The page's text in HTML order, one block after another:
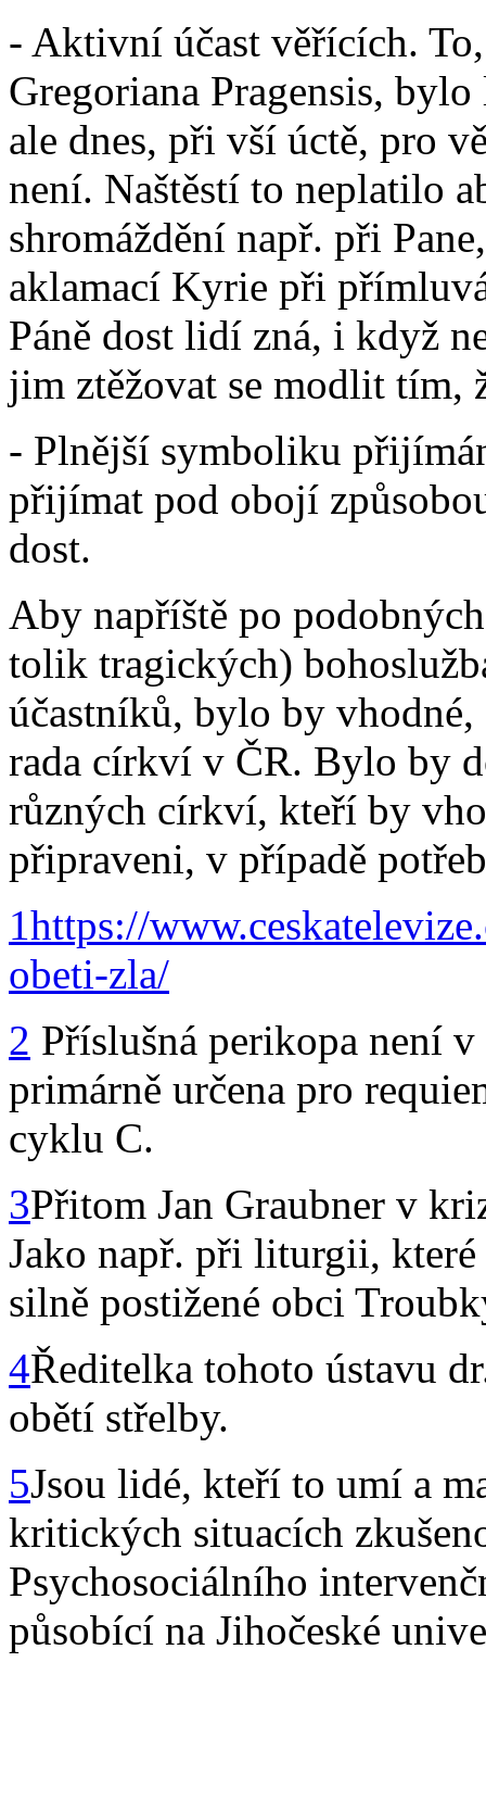
- Aktivní účast věřících.
Gregoriana Pragensis,
ale dnes, při vší úctě, pro
není. Naštěstí to neplatilo
shromáždění např. při
aklamací Kyrie při
Páně dost lidí zná, i když
jim ztěžovat se modlit tím,
- Plnější symboliku
přijímat pod obojí
dost.
Aby napříště po
tolik tragických)
účastníků, bylo by
rada církví v ČR. Bylo by
různých církví, kteří by
připraveni, v případě
1https://
obeti-zla/
2 Příslušná perikopa není
primárně určena pro
cyklu C.
3Přitom Jan Graubner v
Jako např. při liturgii,
silně postižené obci
4Ředitelka tohoto ústavu
obětí střelby.
5Jsou lidé, kteří to umí a
kritických situacích
Psychosociálního
působící na Jihočeské